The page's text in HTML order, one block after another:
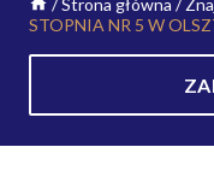
/Strona główna /
STOPNIA NR 5 W